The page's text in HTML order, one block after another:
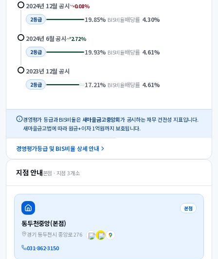
2024년 12월 공시 0.08%
2등급 19.85% BIS비율배당률 4.30%
2024년 6월공시 2.72%
2등급 19.93% BIS비율배당률 4.61%
2023년 12월 공시
2등급 17.21% BIS비율배당률 4.61%
경영평가 등급과 BIS비율은 새마을금고중앙회가 공시하는 재무 건전성 지표입니다.
새마을금고법에 따라 원금+이자 1억원까지 보호됩니다.
경영평가등급 및 BIS비율 상세 안내
지점 안내본점 · 지점 3개소
본점
동두천중앙(본점)
경기 동두천시 중앙로 276
031-862-3150